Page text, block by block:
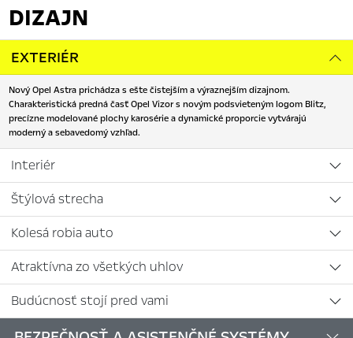
DIZAJN
EXTERIÉR
Nový Opel Astra prichádza s ešte čistejším a výraznejším dizajnom.
Charakteristická predná časť Opel Vizor s novým podsvieteným logom Blitz,
precízne modelované plochy karosérie a dynamické proporcie vytvárajú
moderný a sebavedomý vzhľad.
Interiér
Štýlová strecha
Kolesá robia auto
Atraktívna zo všetkých uhlov
Budúcnosť stojí pred vami